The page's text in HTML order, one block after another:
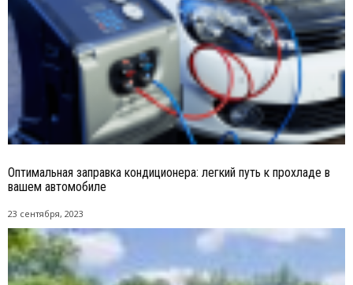
Оптимальная заправка кондиционера: легкий путь к прохладе в
вашем автомобиле
23 сентября, 2023